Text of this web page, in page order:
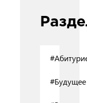
#Будущее